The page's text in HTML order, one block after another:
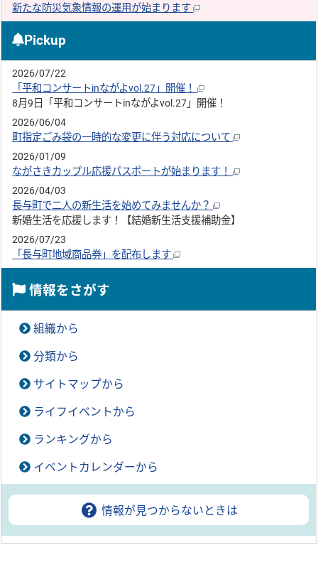
新たな防災気象情報の運用が始まります
Pickup
2026/07/22
「平和コンサートinながよvol.27」開催！
8月9日「平和コンサートinながよvol.27」開催！
2026/06/04
町指定ごみ袋の一時的な変更に伴う対応について
2026/01/09
ながさきカップル応援パスポートが始まります！
2026/04/03
長与町で二人の新生活を始めてみませんか？
新婚生活を応援します！【結婚新生活支援補助金】
2026/07/23
「長与町地域商品券」を配布します
情報をさがす
組織から
分類から
サイトマップから
ライフイベントから
ランキングから
イベントカレンダーから
情報が見つからないときは